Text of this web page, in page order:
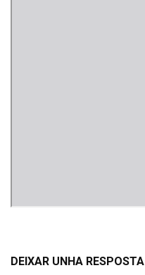
DEIXAR UNHA RESPOSTA